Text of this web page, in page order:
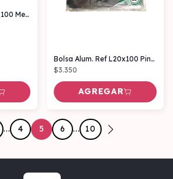
Bolsa Alum. Ref L23 x100 Medio pollo
Bolsa Alum. Ref L20x100 Pincho
$3.350
AGREGAR
... 4 5 6 ... 10